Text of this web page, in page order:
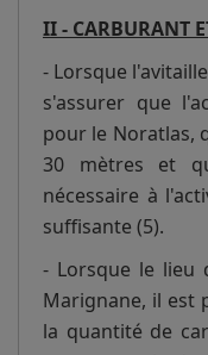
II - CARBURANT
- Lorsque
s'assurer que
pour le Noratlas,
30 mètres et
nécessaire à
suffisante (5).
- Lorsque le lieu
Marignane, il est
la quantité de